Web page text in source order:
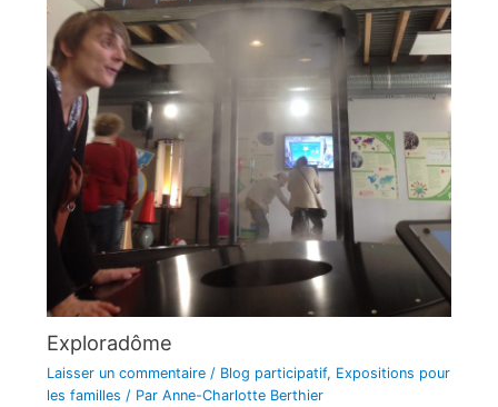
Exploradôme
Laisser un commentaire / Blog participatif, Expositions pour
les familles / Par Anne-Charlotte Berthier